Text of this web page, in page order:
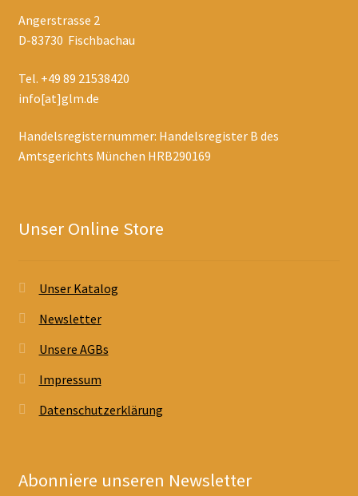
Angerstrasse 2
D-83730 Fischbachau
Tel. +49 89 21538420
info[at]glm.de
Handelsregisternummer: Handelsregister B des
Amtsgerichts München HRB290169
Unser Online Store
Unser Katalog
Newsletter
Unsere AGBs
Impressum
Datenschutzerklärung
Abonniere unseren Newsletter